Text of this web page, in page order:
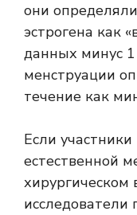
они
эстрогена как
данных минус 1
менструации
течение как
Если
естественной
хирургическом
исследователи